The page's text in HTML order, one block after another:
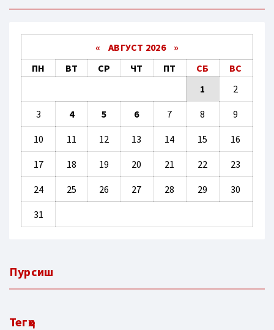
« АВГУСТ 2026 »
ПН
ВТ СР ЧТ ПТ СБ
ВС
1
2
3 4 5 6 7 8 9
10 11 12 13 14 15 16
17 18 19 20 21 22 23
24 25 26 27 28 29 30
31
Пурсиш
Тегҳо